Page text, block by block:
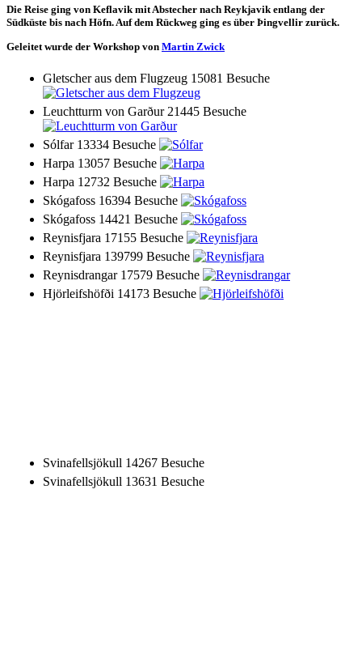
Die Reise ging von Keflavik mit Abstecher nach Reykjavik entlang der
Südküste bis nach Höfn. Auf dem Rückweg ging es über Þingvellir zurück.
Geleitet wurde der Workshop von Martin Zwick
Gletscher aus dem Flugzeug 15081 Besuche
Leuchtturm von Garður 21445 Besuche
Sólfar 13334 Besuche
Harpa 13057 Besuche
Harpa 12732 Besuche
Skógafoss 16394 Besuche
Skógafoss 14421 Besuche
Reynisfjara 17155 Besuche
Reynisfjara 139799 Besuche
Reynisdrangar 17579 Besuche
Hjörleifshöfði 14173 Besuche